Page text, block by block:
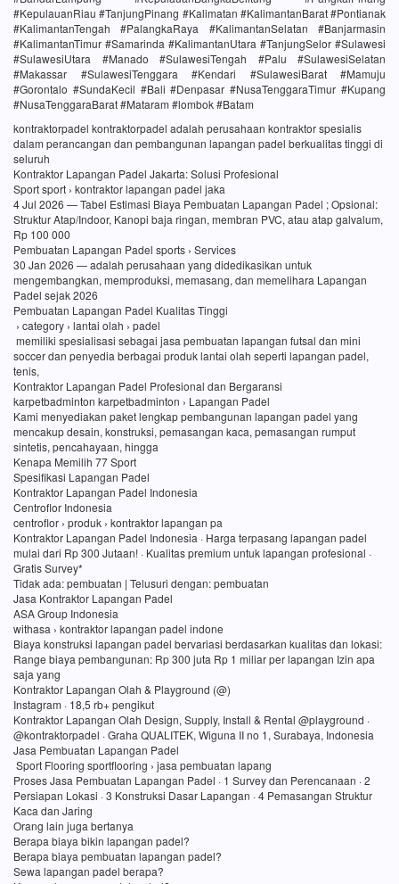
#KepulauanRiau #TanjungPinang #Kalimatan #KalimantanBarat #Pontianak
#KalimantanTengah #PalangkaRaya #KalimantanSelatan #Banjarmasin
#KalimantanTimur #Samarinda #KalimantanUtara #TanjungSelor #Sulawesi
#SulawesiUtara #Manado #SulawesiTengah #Palu #SulawesiSelatan
#Makassar #SulawesiTenggara #Kendari #SulawesiBarat #Mamuju
#Gorontalo #SundaKecil #Bali #Denpasar #NusaTenggaraTimur #Kupang
#NusaTenggaraBarat #Mataram #lombok #Batam
kontraktorpadel kontraktorpadel adalah perusahaan kontraktor spesialis
dalam perancangan dan pembangunan lapangan padel berkualitas tinggi di
seluruh
Kontraktor Lapangan Padel Jakarta: Solusi Profesional
Sport sport › kontraktor lapangan padel jaka
4 Jul 2026 — Tabel Estimasi Biaya Pembuatan Lapangan Padel ; Opsional:
Struktur Atap/Indoor, Kanopi baja ringan, membran PVC, atau atap galvalum,
Rp 100 000
Pembuatan Lapangan Padel sports › Services
30 Jan 2026 — adalah perusahaan yang didedikasikan untuk
mengembangkan, memproduksi, memasang, dan memelihara Lapangan
Padel sejak 2026
Pembuatan Lapangan Padel Kualitas Tinggi
› category › lantai olah › padel
memiliki spesialisasi sebagai jasa pembuatan lapangan futsal dan mini
soccer dan penyedia berbagai produk lantai olah seperti lapangan padel,
tenis,
Kontraktor Lapangan Padel Profesional dan Bergaransi
karpetbadminton karpetbadminton › Lapangan Padel
Kami menyediakan paket lengkap pembangunan lapangan padel yang
mencakup desain, konstruksi, pemasangan kaca, pemasangan rumput
sintetis, pencahayaan, hingga
Kenapa Memilih 77 Sport
Spesifikasi Lapangan Padel
Kontraktor Lapangan Padel Indonesia
Centroflor Indonesia
centroflor › produk › kontraktor lapangan pa
Kontraktor Lapangan Padel Indonesia · Harga terpasang lapangan padel
mulai dari Rp 300 Jutaan! · Kualitas premium untuk lapangan profesional ·
Gratis Survey*
Tidak ada: pembuatan ‎| Telusuri dengan: pembuatan
Jasa Kontraktor Lapangan Padel
ASA Group Indonesia
withasa › kontraktor lapangan padel indone
Biaya konstruksi lapangan padel bervariasi berdasarkan kualitas dan lokasi:
Range biaya pembangunan: Rp 300 juta Rp 1 miliar per lapangan Izin apa
saja yang
Kontraktor Lapangan Olah & Playground (@)
Instagram · 18,5 rb+ pengikut
Kontraktor Lapangan Olah Design, Supply, Install & Rental @playground ·
@kontraktorpadel · Graha QUALITEK, Wiguna II no 1, Surabaya, Indonesia
Jasa Pembuatan Lapangan Padel
Sport Flooring sportflooring › jasa pembuatan lapang
Proses Jasa Pembuatan Lapangan Padel · 1 Survey dan Perencanaan · 2
Persiapan Lokasi · 3 Konstruksi Dasar Lapangan · 4 Pemasangan Struktur
Kaca dan Jaring
Orang lain juga bertanya
Berapa biaya bikin lapangan padel?
Berapa biaya pembuatan lapangan padel?
Sewa lapangan padel berapa?